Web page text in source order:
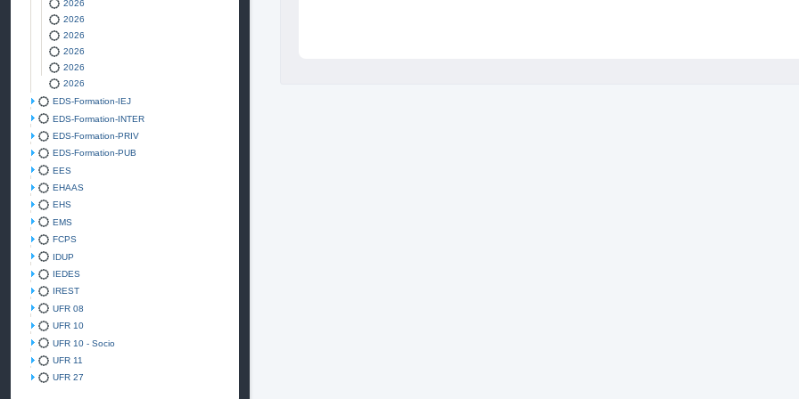
2026
2026
2026
2026
2026
2026
EDS-Formation-IEJ
EDS-Formation-INTER
EDS-Formation-PRIV
EDS-Formation-PUB
EES
EHAAS
EHS
EMS
FCPS
IDUP
IEDES
IREST
UFR 08
UFR 10
UFR 10 - Socio
UFR 11
UFR 27